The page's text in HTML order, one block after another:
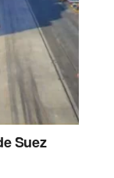
Suez